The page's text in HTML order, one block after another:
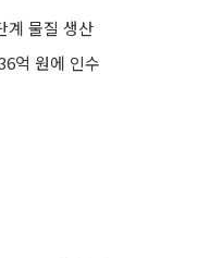
계 물질 생산
억 원에 인수